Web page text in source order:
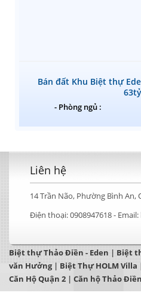
Bán đất Khu Biệt thự
- Phòng ngủ :
Liên hệ
14 Trần Não, Phường Bình An,
Điện thoại:0908947618 - Email:
Biệt thự Thảo Điền - Eden | Biệt
văn Hưởng|Biệt Thự HOLM Villa
Căn Hộ Quận 2 | Căn hộ Thảo